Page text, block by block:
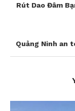
Rút Dao Đâm
Quảng Ninh an